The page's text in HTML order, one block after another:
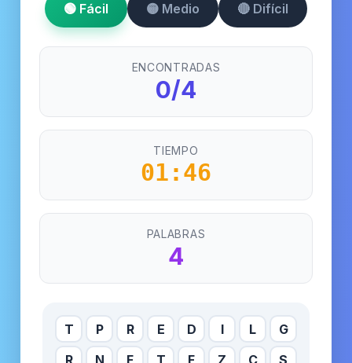
🟢 Fácil 🟡 Medio 🔴 Difícil
ENCONTRADAS
0/4
TIEMPO
01:44
PALABRAS
4
T P R E D I L
G
R
N F T F Z C
S